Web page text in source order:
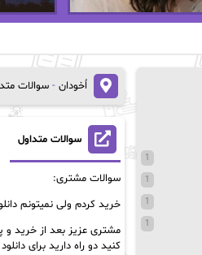
اُخودان - سوالات
سوالات متداول
سوالات مشتری:
خرید کردم ولی نمیتونم
مشتری عزیز بعد از خرید و
کنید دو راه دارید برای
1
1
1
1